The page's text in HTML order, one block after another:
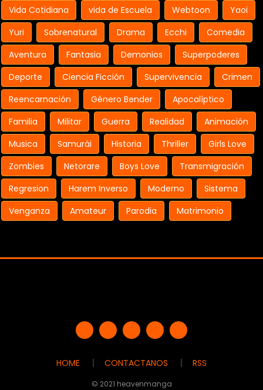
Vida Cotidiana
vida de Escuela Webtoon
Yaoi
Yuri
Sobrenatural Drama Ecchi
Comedia
Aventura
Fantasia Demonios
Superpoderes
Deporte
Ciencia Ficción Supervivencia
Crimen
Reencarnación
Género Bender
Apocalíptico
Familia
Militar Guerra Realidad
Animación
Musica
Samurái Historia Thriller
Girls Love
Zombies
Netorare Boys Love
Transmigración
Regresion
Harem Inverso Moderno
Sistema
Venganza
Amateur Parodia Matrimonio
HOME CONTACTANOS RSS
© 2021 heavenmanga